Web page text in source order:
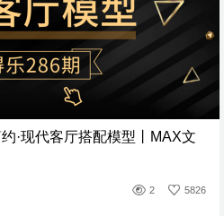
·现代客厅搭配模型丨MAX文
2 5826